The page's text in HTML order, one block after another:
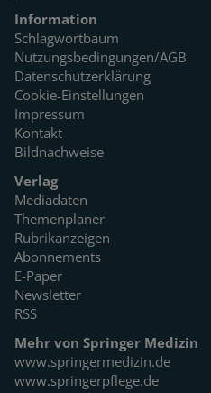
Information
Schlagwortbaum
Nutzungsbedingungen/AGB
Datenschutzerklärung
Cookie-Einstellungen
Impressum
Kontakt
Bildnachweise
Verlag
Mediadaten
Themenplaner
Rubrikanzeigen
Abonnements
E-Paper
Newsletter
RSS
Mehr von Springer Medizin
www.springermedizin.de
www.springerpflege.de